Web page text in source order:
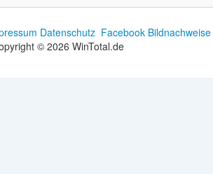
Datenschutz Facebook Bildnachweise
© 2026 WinTotal.de